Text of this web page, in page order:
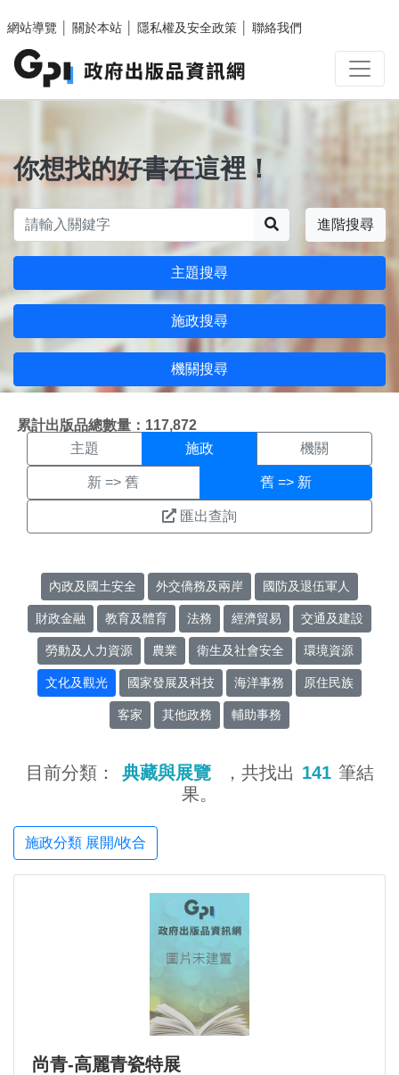
網站導覽
關於本站 隱私權及安全政策 聯絡我們
你想找的好書在這裡！
進階搜尋
主題搜尋
施政搜尋
機關搜尋
累計出版品總數量：117,872
施政搜尋結果頁面
主題 施政 機關
新 => 舊 舊 => 新
匯出查詢
內政及國土安全 外交僑務及兩岸 國防及退伍軍人
財政金融 教育及體育 法務 經濟貿易 交通及建設
勞動及人力資源 農業 衛生及社會安全 環境資源
文化及觀光 國家發展及科技 海洋事務 原住民族
客家 其他政務 輔助事務
目前分類： 典藏與展覽 ，共找出 141 筆結
果。
施政分類 展開/收合
尚青-高麗青瓷特展